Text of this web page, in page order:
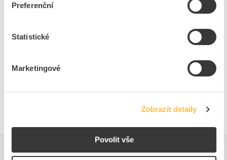
Preferenční
Statistické
Marketingové
Zobrazit detaily
Povolit vše
Typ elektrického připojení
Výška otvoru
Materiál předního kroužku
Počet spínacích kontaktů
1